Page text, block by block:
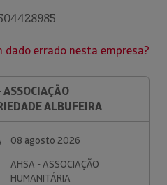
dado errado nesta empresa?
ALBUFEIRA
08 agosto 2026
AHSA - ASSOCIAÇÃO
HUMANITÁRIA